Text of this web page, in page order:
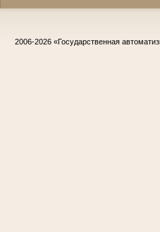
2006-2026 «Государственная